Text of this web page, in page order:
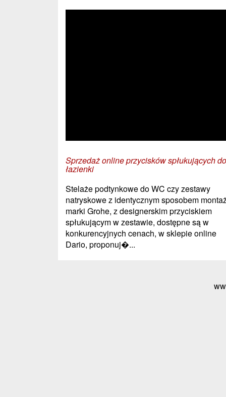
Sprzedaż online przycisków spłukujących do
łazienki
Stelaże podtynkowe do WC czy zestawy
natryskowe z identycznym sposobem
marki Grohe, z designerskim przyciskiem
spłukującym w zestawie, dostępne są w
konkurencyjnych cenach, w sklepie online
Dario, proponuj�...